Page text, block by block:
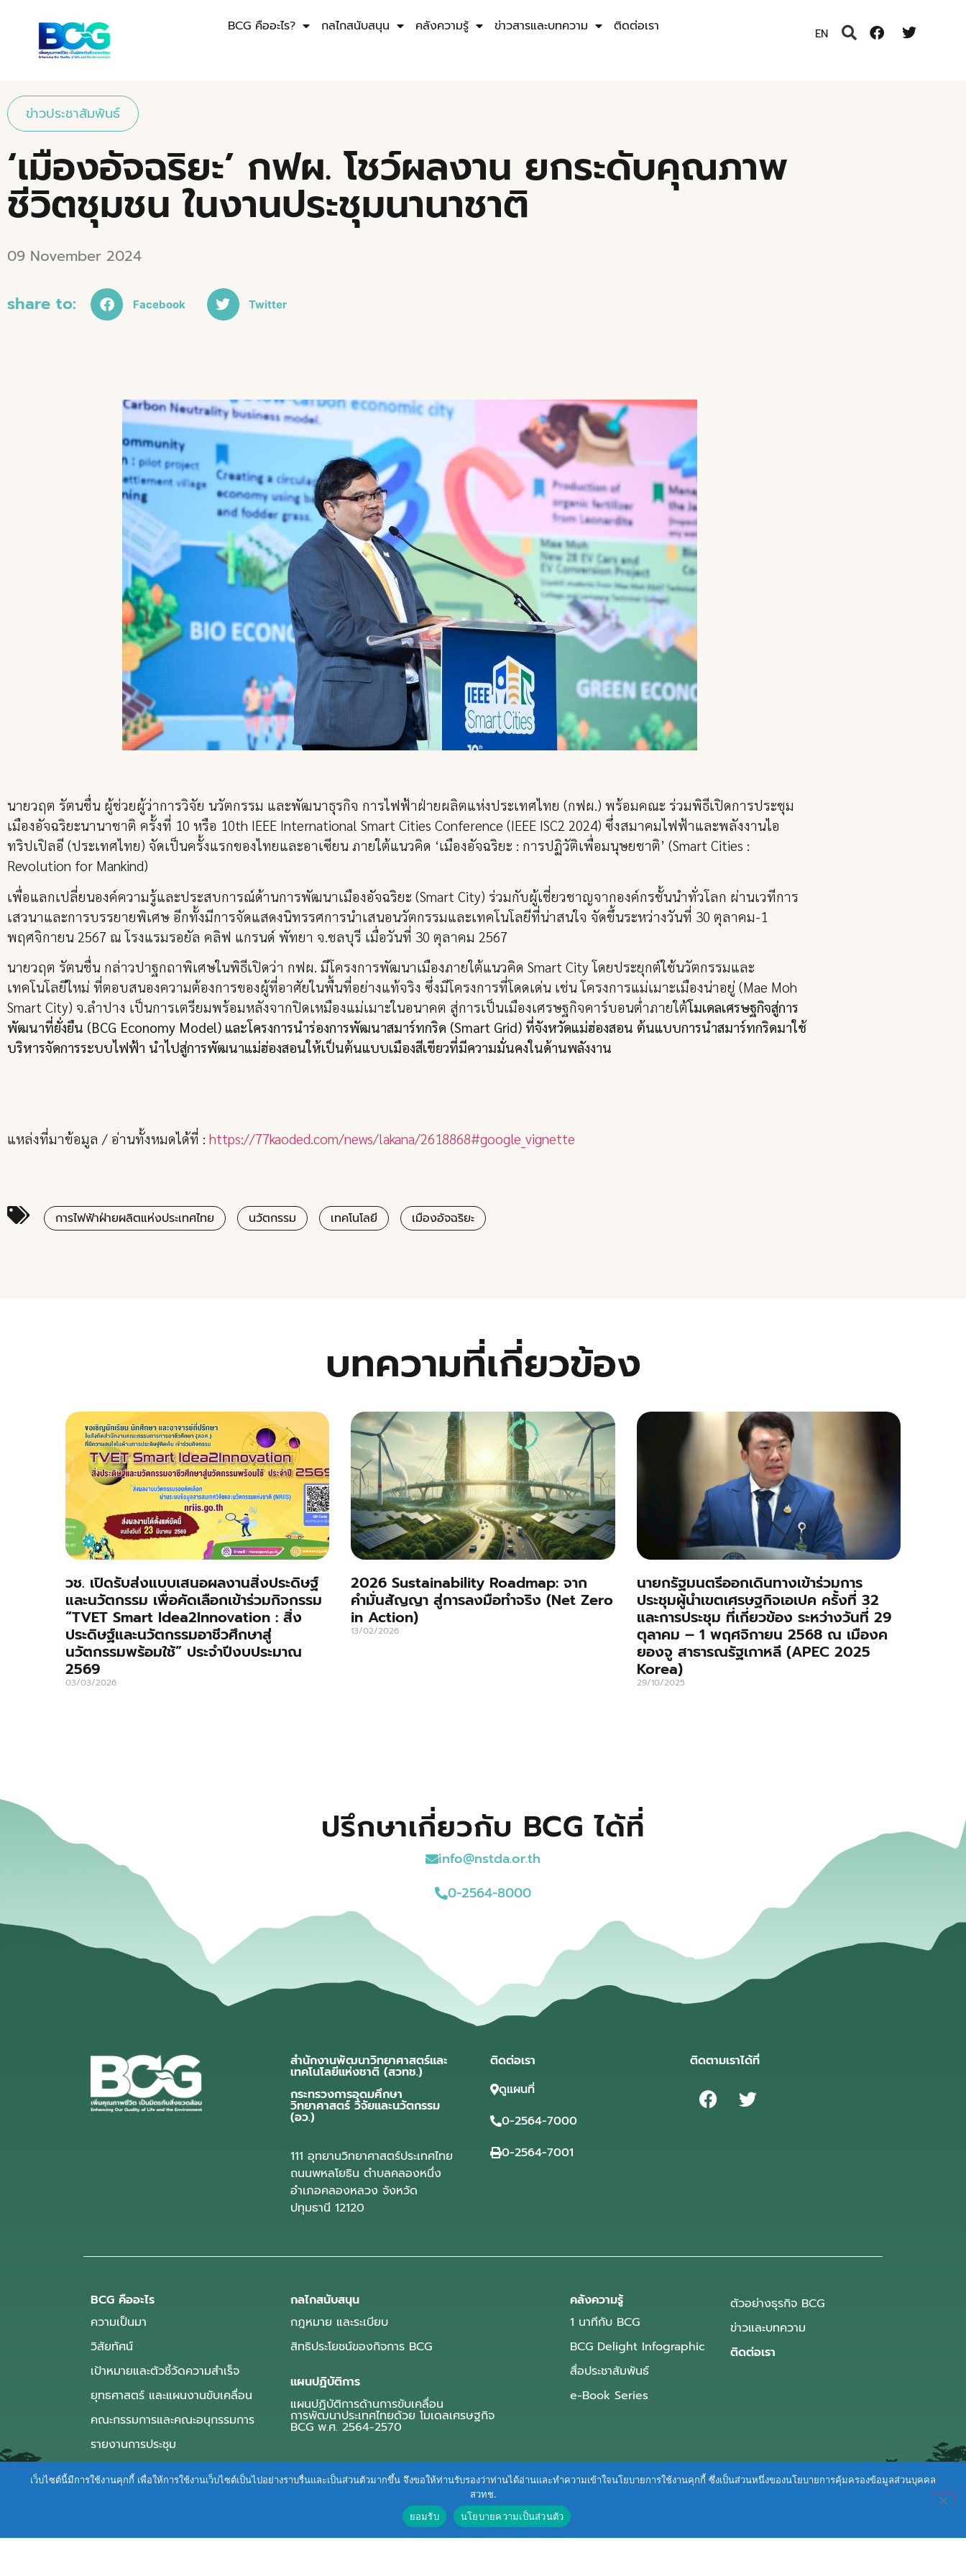
BCG คืออะไร? กลไกสนับสนุน คลังความรู้ ข่าวสารและบทความ ติดต่อเรา EN
ข่าวประชาสัมพันธ์
‘เมืองอัจฉริยะ’ กฟผ. โชว์ผลงาน ยกระดับคุณภาพ
ชีวิตชุมชน ในงานประชุมนานาชาติ
09 November 2024
share to: Facebook Twitter
นายวฤต รัตนชื่น ผู้ช่วยผู้ว่าการวิจัย นวัตกรรม และพัฒนาธุรกิจ การไฟฟ้าฝ่ายผลิตแห่งประเทศไทย (กฟผ.) พร้อมคณะ ร่วมพิธีเปิดการประชุม
เมืองอัจฉริยะนานาชาติ ครั้งที่ 10 หรือ 10th IEEE International Smart Cities Conference (IEEE ISC2 2024) ซึ่งสมาคมไฟฟ้าและพลังงานไอ
ทริปเปิลอี (ประเทศไทย) จัดเป็นครั้งแรกของไทยและอาเซียน ภายใต้แนวคิด ‘เมืองอัจฉริยะ : การปฏิวัติเพื่อมนุษยชาติ’ (Smart Cities :
Revolution for Mankind)
เพื่อแลกเปลี่ยนองค์ความรู้และประสบการณ์ด้านการพัฒนาเมืองอัจฉริยะ (Smart City) ร่วมกับผู้เชี่ยวชาญจากองค์กรชั้นนำทั่วโลก ผ่านเวทีการ
เสวนาและการบรรยายพิเศษ อีกทั้งมีการจัดแสดงนิทรรศการนำเสนอนวัตกรรมและเทคโนโลยีที่น่าสนใจ จัดขึ้นระหว่างวันที่ 30 ตุลาคม-1
พฤศจิกายน 2567 ณ โรงแรมรอยัล คลิฟ แกรนด์ พัทยา จ.ชลบุรี เมื่อวันที่ 30 ตุลาคม 2567
นายวฤต รัตนชื่น กล่าวปาฐกถาพิเศษในพิธีเปิดว่า กฟผ. มีโครงการพัฒนาเมืองภายใต้แนวคิด Smart City โดยประยุกต์ใช้นวัตกรรมและ
เทคโนโลยีใหม่ ที่ตอบสนองความต้องการของผู้ที่อาศัยในพื้นที่อย่างแท้จริง ซึ่งมีโครงการที่โดดเด่น เช่น โครงการแม่เมาะเมืองน่าอยู่ (Mae Moh
Smart City) จ.ลำปาง เป็นการเตรียมพร้อมหลังจากปิดเหมืองแม่เมาะในอนาคต สู่การเป็นเมืองเศรษฐกิจคาร์บอนต่ำภายใต้โมเดลเศรษฐกิจสู่การ
พัฒนาที่ยั่งยืน (BCG Economy Model) และโครงการนำร่องการพัฒนาสมาร์ทกริด (Smart Grid) ที่จังหวัดแม่ฮ่องสอน ต้นแบบการนำสมาร์ทกริดมาใช้
บริหารจัดการระบบไฟฟ้า นำไปสู่การพัฒนาแม่ฮ่องสอนให้เป็นต้นแบบเมืองสีเขียวที่มีความมั่นคงในด้านพลังงาน
แหล่งที่มาข้อมูล / อ่านทั้งหมดได้ที่ : https://77kaoded.com/news/lakana/2618868#google_vignette
การไฟฟ้าฝ่ายผลิตแห่งประเทศไทย นวัตกรรม เทคโนโลยี เมืองอัจฉริยะ
บทความที่เกี่ยวข้อง
วช. เปิดรับส่งแบบเสนอผลงานสิ่งประดิษฐ์
และนวัตกรรม เพื่อคัดเลือกเข้าร่วมกิจกรรม
“TVET Smart Idea2Innovation : สิ่ง
ประดิษฐ์และนวัตกรรมอาชีวศึกษาสู่
นวัตกรรมพร้อมใช้” ประจำปีงบประมาณ
2569
03/03/2026
2026 Sustainability Roadmap: จาก
คำมั่นสัญญา สู่การลงมือทำจริง (Net Zero
in Action)
13/02/2026
นายกรัฐมนตรีออกเดินทางเข้าร่วมการ
ประชุมผู้นำเขตเศรษฐกิจเอเปค ครั้งที่ 32
และการประชุม ที่เกี่ยวข้อง ระหว่างวันที่ 29
ตุลาคม – 1 พฤศจิกายน 2568 ณ เมืองค
ยองจู สาธารณรัฐเกาหลี (APEC 2025
Korea)
29/10/2025
ปรึกษาเกี่ยวกับ BCG ได้ที่
info@nstda.or.th
0-2564-8000
สำนักงานพัฒนาวิทยาศาสตร์และ
เทคโนโลยีแห่งชาติ (สวทช.)
กระทรวงการอุดมศึกษา
วิทยาศาสตร์ วิจัยและนวัตกรรม
(อว.)
111 อุทยานวิทยาศาสตร์ประเทศไทย
ถนนพหลโยธิน ตำบลคลองหนึ่ง
อำเภอคลองหลวง จังหวัด
ปทุมธานี 12120
ติดต่อเรา
ดูแผนที่
0-2564-7000
0-2564-7001
ติดตามเราได้ที่
BCG คืออะไร
ความเป็นมา
วิสัยทัศน์
เป้าหมายและตัวชี้วัดความสำเร็จ
ยุทธศาสตร์ และแผนงานขับเคลื่อน
คณะกรรมการและคณะอนุกรรมการ
รายงานการประชุม
กลไกสนับสนุน
กฎหมาย และระเบียบ
สิทธิประโยชน์ของกิจการ BCG
แผนปฏิบัติการ
แผนปฏิบัติการด้านการขับเคลื่อน
การพัฒนาประเทศไทยด้วย โมเดลเศรษฐกิจ
BCG พ.ศ. 2564-2570
คลังความรู้
1 นาทีกับ BCG
BCG Delight Infographic
สื่อประชาสัมพันธ์
e-Book Series
ตัวอย่างธุรกิจ BCG
ข่าวและบทความ
ติดต่อเรา
เว็บไซต์นี้มีการใช้งานคุกกี้ เพื่อให้การใช้งานเว็บไซต์เป็นไปอย่างราบรื่นและเป็นส่วนตัวมากขึ้น จึงขอให้ท่านรับรองว่าท่านได้อ่านและทำความเข้าใจนโยบายการใช้งานคุกกี้ ซึ่งเป็นส่วนหนึ่งของนโยบายการคุ้มครองข้อมูลส่วนบุคคล
สวทช.
ยอมรับ
นโยบายความเป็นส่วนตัว